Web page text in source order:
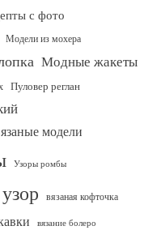
с фото
Модели из мохера
Модные жакеты
Пуловер реглан
модели
Узоры ромбы
вязаная кофточка
вязание болеро